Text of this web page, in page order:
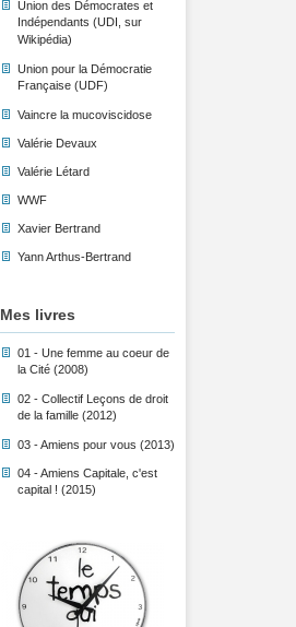
Union des Démocrates et
Indépendants (UDI, sur
Wikipédia)
Union pour la Démocratie
Française (UDF)
Vaincre la mucoviscidose
Valérie Devaux
Valérie Létard
WWF
Xavier Bertrand
Yann Arthus-Bertrand
Mes livres
01 - Une femme au coeur de
la Cité (2008)
02 - Collectif Leçons de droit
de la famille (2012)
03 - Amiens pour vous (2013)
04 - Amiens Capitale, c'est
capital ! (2015)